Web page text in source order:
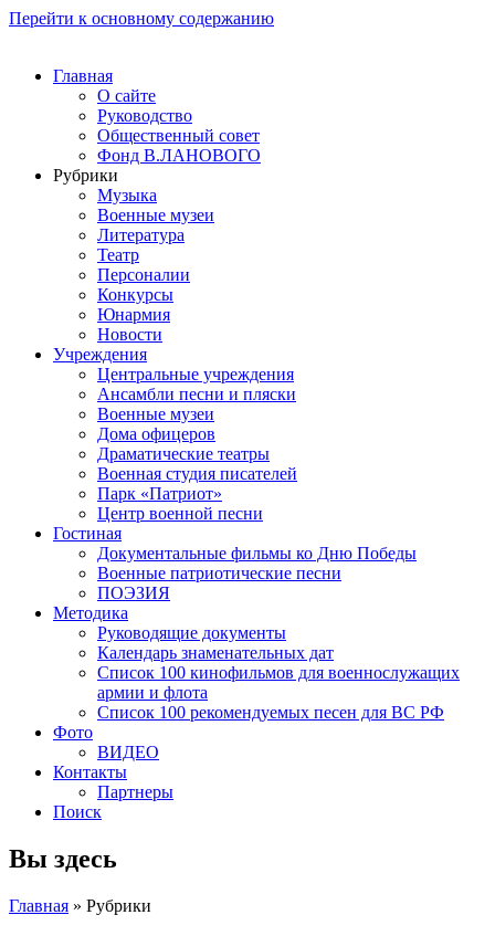
Перейти к основному содержанию
Главная
О сайте
Руководство
Общественный совет
Фонд В.ЛАНОВОГО
Рубрики
Музыка
Военные музеи
Литература
Театр
Персоналии
Конкурсы
Юнармия
Новости
Учреждения
Центральные учреждения
Ансамбли песни и пляски
Военные музеи
Дома офицеров
Драматические театры
Военная студия писателей
Парк «Патриот»
Центр военной песни
Гостиная
Документальные фильмы ко Дню Победы
Военные патриотические песни
ПОЭЗИЯ
Методика
Руководящие документы
Календарь знаменательных дат
Список 100 кинофильмов для военнослужащих
армии и флота
Список 100 рекомендуемых песен для ВС РФ
Фото
ВИДЕО
Контакты
Партнеры
Поиск
Вы здесь
Главная » Рубрики